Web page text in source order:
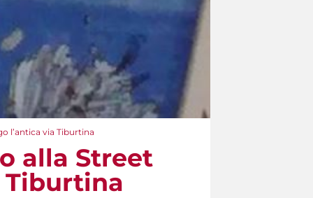
l’antica via Tiburtina
alla Street
Tiburtina